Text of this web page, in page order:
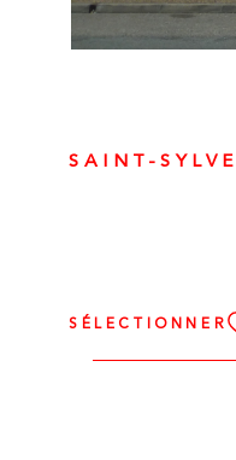
SAINT-
SÉLECTIONNER